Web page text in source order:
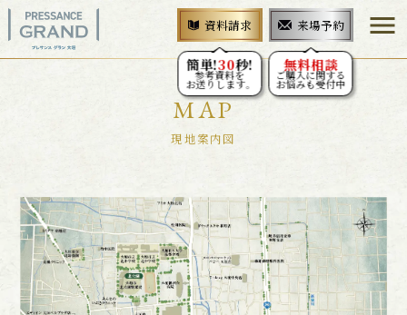
資料請求
簡単!30秒!
参考資料を
お送りします。
来場予約
無料相談
ご購入に関する
お悩みも受付中
menu
MAP
現地案内図